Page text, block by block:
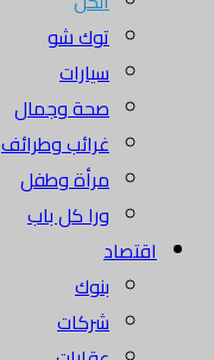
توك شو
سيارات
صحة وجمال
غرائب وطرائف
مرأة وطفل
ورا كل باب
اقتصاد
بنوك
شركات